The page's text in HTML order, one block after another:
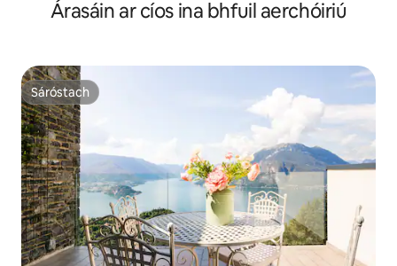
Árasáin ar cíos ina bhfuil aerchóiriú
Sáróstach
Sáróstach